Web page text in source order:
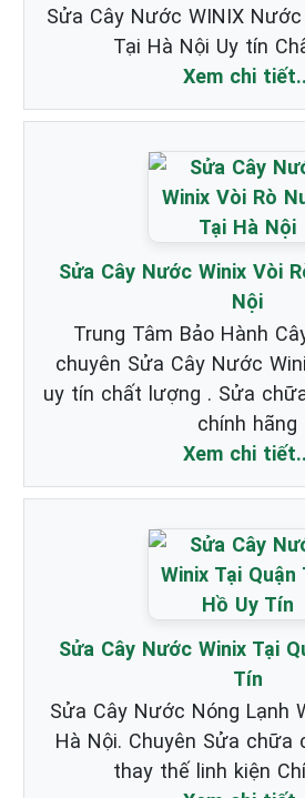
Sửa Cây Nước WINIX Nước
Tại Hà Nội Uy tín
Xem chi
Sửa Cây Nước Winix Vòi
Nội
Trung Tâm Bảo Hành
chuyên Sửa Cây Nước
uy tín chất lượng . Sửa
chính hãng
Xem chi
Sửa Cây Nước Winix Tại
Tín
Sửa Cây Nước Nóng Lạnh
Hà Nội. Chuyên Sửa chữa
thay thế linh kiện